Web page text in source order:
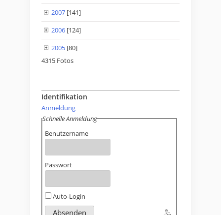
2007 [141]
2006 [124]
2005 [80]
4315 Fotos
Identifikation
Anmeldung
Schnelle Anmeldung
Benutzername
Passwort
Auto-Login